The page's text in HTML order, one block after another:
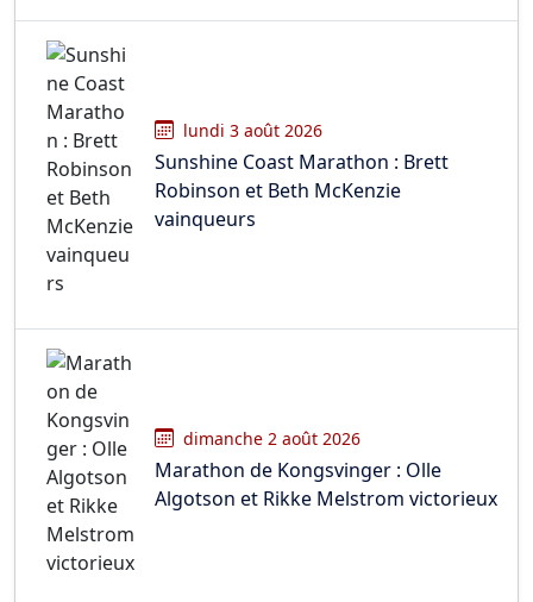
lundi 3 août 2026
Sunshine Coast Marathon : Brett
Robinson et Beth McKenzie
vainqueurs
dimanche 2 août 2026
Marathon de Kongsvinger : Olle
Algotson et Rikke Melstrom victorieux